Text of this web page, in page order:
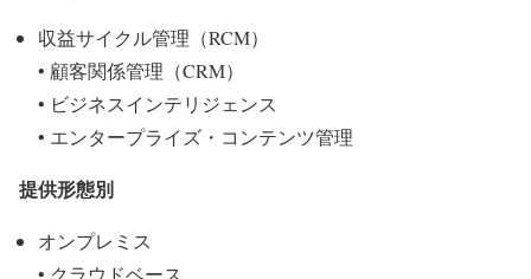
収益サイクル管理（RCM）
• 顧客関係管理（CRM）
• ビジネスインテリジェンス
• エンタープライズ・コンテンツ管理
提供形態別
オンプレミス
• クラウドベース